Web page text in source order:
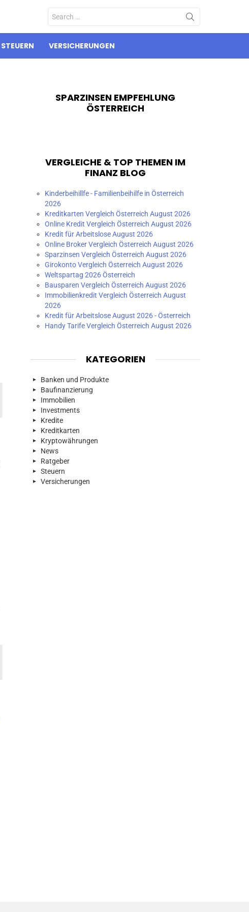
Search
for:
STEUERN VERSICHERUNGEN
SPARZINSEN EMPFEHLUNG
ÖSTERREICH
VERGLEICHE & TOP THEMEN IM
FINANZ BLOG
Kinderbeihillfe - Familienbeihilfe in Österreich
2026
Kreditkarten Vergleich Österreich August 2026
Online Kredit Vergleich Österreich August 2026
Kredit für Arbeitslose August 2026
Online Broker Vergleich Österreich August 2026
Sparzinsen Vergleich Österreich August 2026
Girokonto Vergleich Österreich August 2026
Weltspartag 2026 Österreich
Bausparen Vergleich Österreich August 2026
Immobilienkredit Vergleich Österreich August
2026
Kredit für Arbeitslose August 2026 - Österreich
Handy Tarife Vergleich Österreich August 2026
KATEGORIEN
Banken und Produkte
Baufinanzierung
Immobilien
Investments
Kredite
Kreditkarten
Kryptowährungen
News
Ratgeber
Steuern
Versicherungen